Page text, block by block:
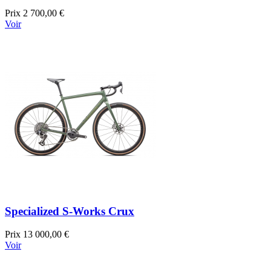
Prix 2 700,00 €
Voir
Specialized S-Works Crux
Prix 13 000,00 €
Voir